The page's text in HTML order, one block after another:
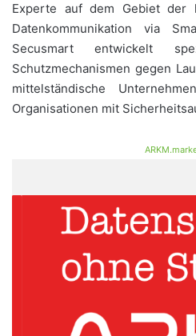
Experte auf dem Gebiet der
Datenkommunikation via
Secusmart entwickelt
Schutzmechanismen gegen
mittelständische
Organisationen mit